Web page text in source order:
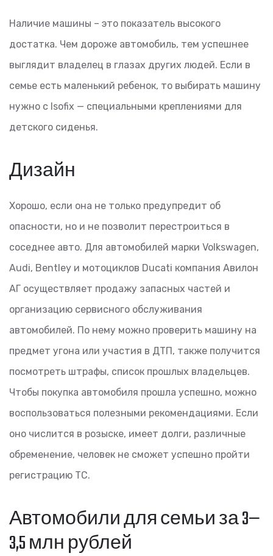
Наличие машины – это показатель высокого
достатка. Чем дороже автомобиль, тем успешнее
выглядит владелец в глазах других людей. Если в
семье есть маленький ребенок, то выбирать машину
нужно с Isofix — специальными креплениями для
детского сиденья.
Дизайн
Хорошо, если она не только предупредит об
опасности, но и не позволит перестроиться в
соседнее авто. Для автомобилей марки Volkswagen,
Audi, Bentley и мотоциклов Ducati компания Авилон
АГ осуществляет продажу запасных частей и
организацию сервисного обслуживания
автомобилей. По нему можно проверить машину на
предмет угона или участия в ДТП, также получится
посмотреть штрафы, список прошлых владельцев.
Чтобы покупка автомобиля прошла успешно, можно
воспользоваться полезными рекомендациями. Если
оно числится в розыске, имеет долги, различные
обременение, человек не сможет успешно пройти
регистрацию ТС.
Автомобили для семьи за 3—
3,5 млн рублей